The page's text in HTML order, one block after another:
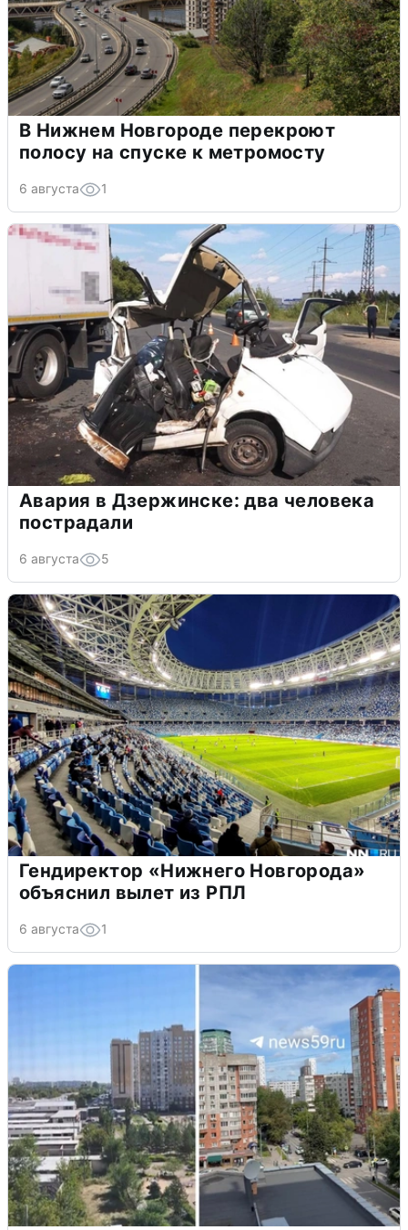
В Нижнем Новгороде перекроют
полосу на спуске к метромосту
6 августа 1
Авария в Дзержинске: два человека
пострадали
6 августа 5
Гендиректор «Нижнего Новгорода»
объяснил вылет из РПЛ
6 августа 1